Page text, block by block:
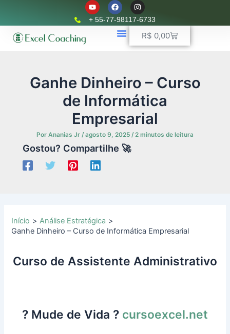
conteúdo
Y
o
u
t
F
a
c
e
b
o
I
n
s
t
r
+ 55-77-98117-6733
R$ 0,00Carrinho
Ganhe Dinheiro – Curso
de Informática
Empresarial
Por Ananias Jr /agosto 9, 2025 /2 minutos de leitura
Gostou? Compartilhe 🚀
Início
Análise Estratégica
Ganhe Dinheiro – Curso de Informática Empresarial
Curso de Assistente Administrativo
? Mude de Vida ? cursoexcel.net